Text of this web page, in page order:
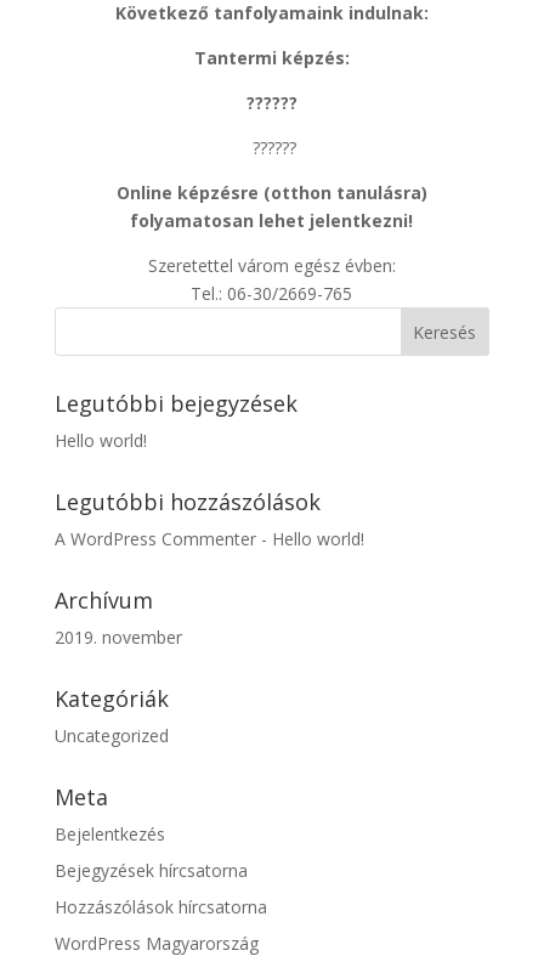
Következő tanfolyamaink indulnak:
Tantermi képzés:
??????
??????
Online képzésre (otthon tanulásra)
folyamatosan lehet jelentkezni!
Szeretettel várom egész évben:
Tel.: 06-30/2669-765
Legutóbbi bejegyzések
Hello world!
Legutóbbi hozzászólások
A WordPress Commenter- Hello world!
Archívum
2019. november
Kategóriák
Uncategorized
Meta
Bejelentkezés
Bejegyzések hírcsatorna
Hozzászólások hírcsatorna
WordPress Magyarország